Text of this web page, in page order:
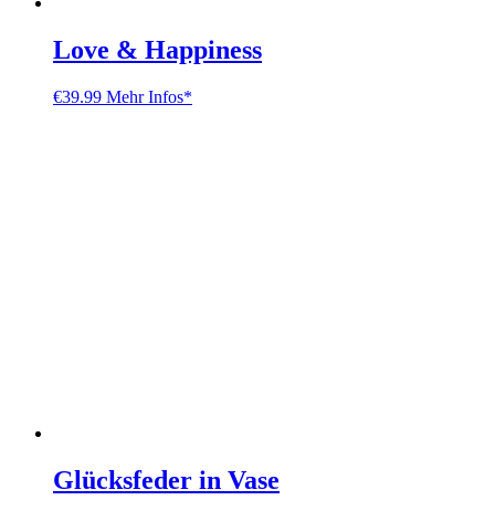
Love & Happiness
€39.99 Mehr Infos*
Glücksfeder in Vase